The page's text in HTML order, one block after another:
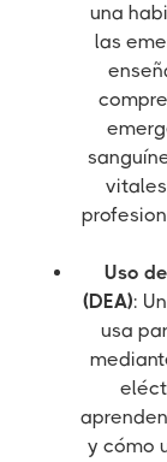
una
las
Uso
(DEA):
usa
y cómo